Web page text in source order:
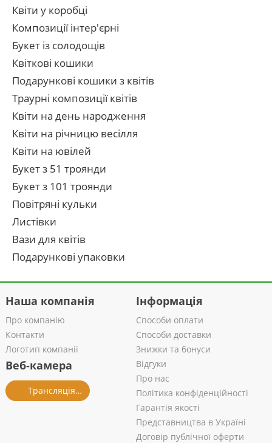
Квіти у коробці
Композиції інтер'єрні
Букет із солодощів
Квіткові кошики
Подарункові кошики з квітів
Траурні композиції квітів
Квіти на день народження
Квіти на річницю весілля
Квіти на ювілей
Букет з 51 троянди
Букет з 101 троянди
Повітряні кульки
Листівки
Вази для квітів
Подарункові упаковки
Наша компанія
Про компанію
Контакти
Логотип компанії
Веб-камера
Трансляція із салону
Інформація
Способи оплати
Способи доставки
Знижки та бонуси
Відгуки
Про нас
Політика конфіденційності
Гарантія якості
Представництва в Україні
Договір публічної оферти